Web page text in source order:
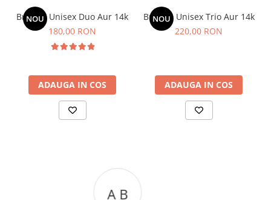
NOU
Bratara Unisex Duo Aur 14k
180,00 RON
ADAUGA IN COS
NOU
Bratara Unisex Trio Aur 14k
220,00 RON
ADAUGA IN COS